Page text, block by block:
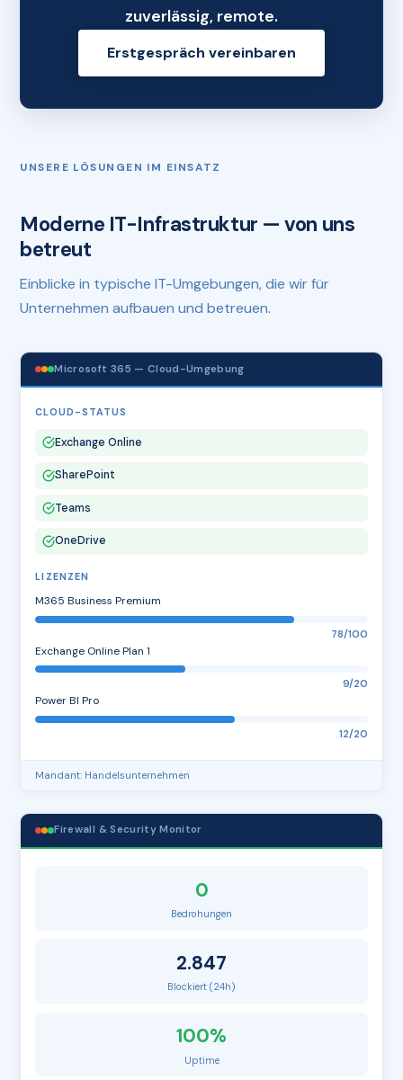
zuverlässig, remote.
Erstgespräch vereinbaren
UNSERE LÖSUNGEN IM EINSATZ
Moderne IT-Infrastruktur — von uns
betreut
Einblicke in typische IT-Umgebungen, die wir für
Unternehmen aufbauen und betreuen.
Microsoft 365 — Cloud-Umgebung
CLOUD-STATUS
Exchange Online
SharePoint
Teams
OneDrive
LIZENZEN
M365 Business Premium
78/100
Exchange Online Plan 1
9/20
Power BI Pro
12/20
Mandant: Handelsunternehmen
Firewall & Security Monitor
0
Bedrohungen
2.847
Blockiert (24h)
100%
Uptime